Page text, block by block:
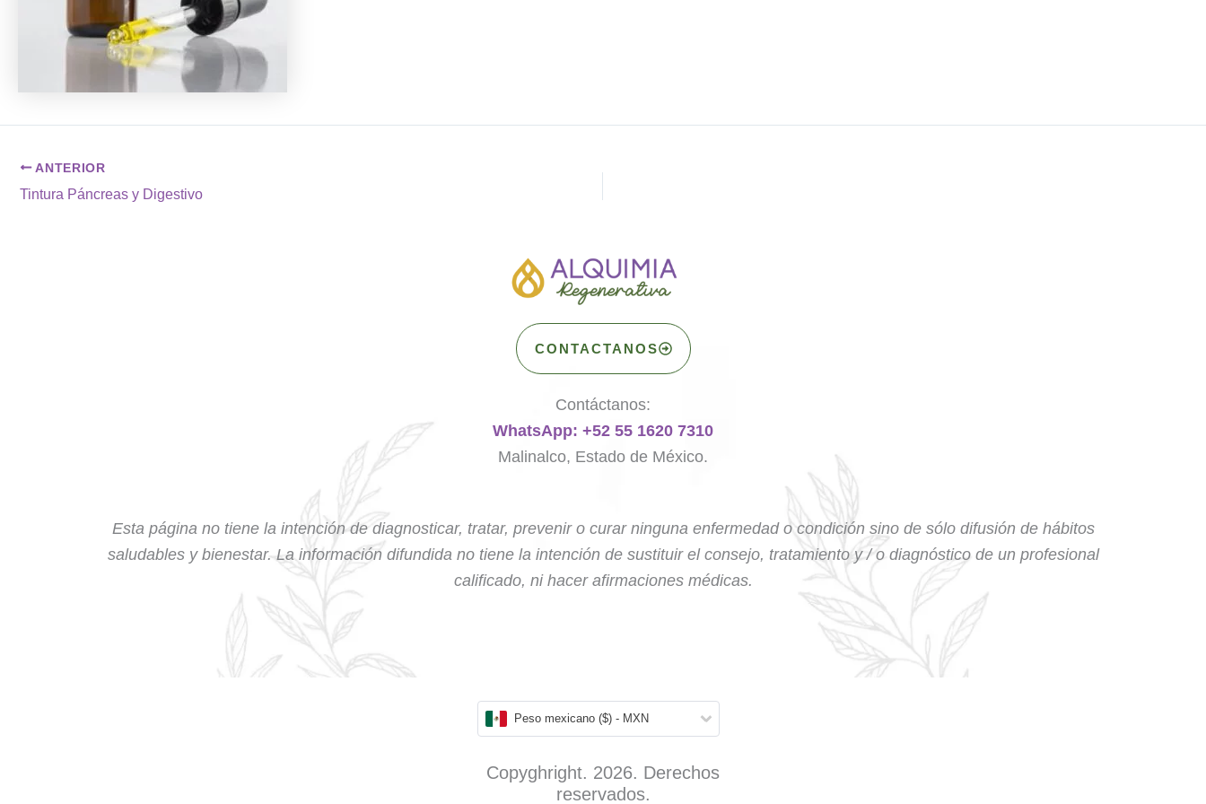
ANTERIOR
Tintura Páncreas y Digestivo
CONTACTANOS
Contáctanos:
WhatsApp: +52 55 1620 7310
Malinalco, Estado de México.
Esta página no tiene la intención de diagnosticar, tratar, prevenir o curar ninguna enfermedad o condición sino de sólo difusión de hábitos
saludables y bienestar. La información difundida no tiene la intención de sustituir el consejo, tratamiento y / o diagnóstico de un profesional
calificado, ni hacer afirmaciones médicas.
Peso mexicano ($) - MXN
Copyghright. 2026. Derechos
reservados.